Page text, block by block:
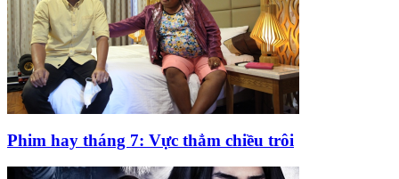
Phim hay tháng 7: Vực thẳm chiều trôi